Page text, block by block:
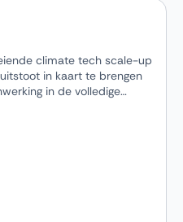
climate tech scale-up
in kaart te brengen
in de volledige
transparante
en telt inmiddels meer
Met een recente
ClimateCamp vol in op